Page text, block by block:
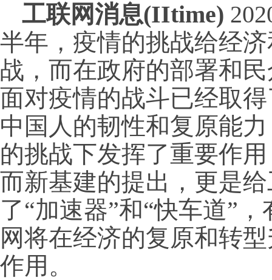
工联网消息(IItime)
半年，疫情的挑战给经
战，而在政府的部署和
面对疫情的战斗已经取
中国人的韧性和复原能
的挑战下发挥了重要作
而新基建的提出，更是
了“加速器”和“快车道”
网将在经济的复原和转
作用。